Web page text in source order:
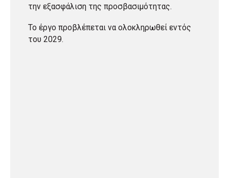
την εξασφάλιση της προσβασιμότητας.
Το έργο προβλέπεται να ολοκληρωθεί εντός
του 2029.